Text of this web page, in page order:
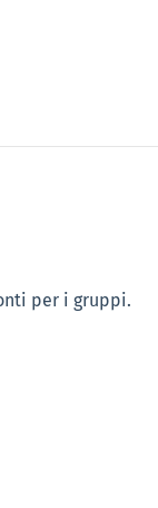
per i gruppi.